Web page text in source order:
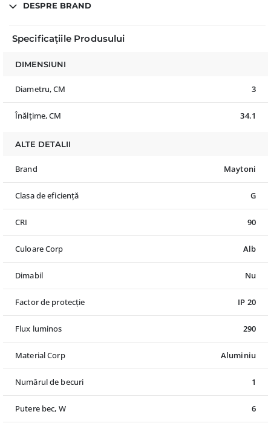
DESPRE BRAND
Specificațiile Produsului
DIMENSIUNI
Diametru, CM 3
Înălțime, CM 34.1
ALTE DETALII
Brand Maytoni
Clasa de eficiență G
CRI 90
Culoare Corp Alb
Dimabil Nu
Factor de protecție IP 20
Flux luminos 290
Material Corp Aluminiu
Numărul de becuri 1
Putere bec, W 6